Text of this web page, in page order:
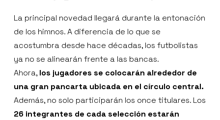
La principal novedad llegará durante la entonación
de los himnos. A diferencia de lo que se
acostumbra desde hace décadas, los futbolistas
ya no se alinearán frente a las bancas.
Ahora, los jugadores se colocarán alrededor de
una gran pancarta ubicada en el círculo central.
Además, no solo participarán los once titulares. Los
26 integrantes de cada selección estarán